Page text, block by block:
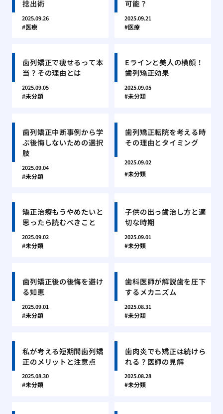
捻出術
2025.09.26
医療
可能？
2025.09.21
医療
歯列矯正で痩せるって本
当？その理由とは
2025.09.05
未分類
Eラインと美人の横顔！
歯列矯正効果
2025.09.05
未分類
歯列矯正中断事例から学
ぶ後悔しないための選択
肢
2025.09.04
未分類
歯列矯正転院を考える時
その理由とタイミング
2025.09.02
未分類
矯正治療もうやめたいと
思ったら読むべきこと
2025.09.02
未分類
子供の出っ歯治し方と適
切な時期
2025.09.01
未分類
歯列矯正後の後悔を避け
る知恵
2025.09.01
未分類
歯科医師が解説歯を圧下
するメカニズム
2025.08.31
未分類
私が考える短期間歯列矯
正のメリットと注意点
2025.08.30
未分類
歯肉炎でも矯正は続けら
れる？医師の見解
2025.08.28
未分類